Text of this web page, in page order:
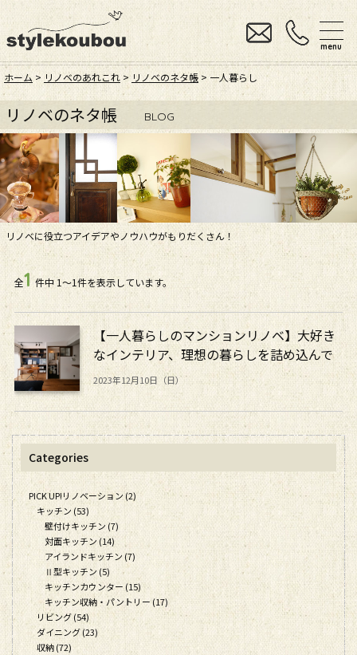
menu
ホーム > リノベのあれこれ > リノベのネタ帳 > 一人暮らし
リノベのネタ帳 BLOG
リノベに役立つアイデアやノウハウがもりだくさん！
全1 件中 1〜1件を表示しています。
【一人暮らしのマンションリノベ】大好き
なインテリア、理想の暮らしを詰め込んで
2023年12月10日（日）
Categories
PICK UP!リノベーション (2)
キッチン (53)
壁付けキッチン (7)
対面キッチン (14)
アイランドキッチン (7)
Ⅱ型キッチン (5)
キッチンカウンター (15)
キッチン収納・パントリー (17)
リビング (54)
ダイニング (23)
収納 (72)